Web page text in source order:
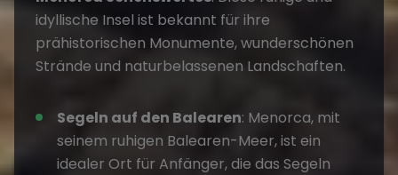
idyllische Insel ist bekannt für ihre
prähistorischen Monumente, wunderschönen
Strände und naturbelassenen Landschaften.
Segeln auf den Balearen: Menorca, mit
seinem ruhigen Balearen-Meer, ist ein
idealer Ort für Anfänger, die das Segeln